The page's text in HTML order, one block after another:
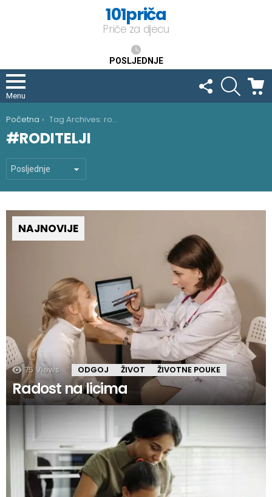
101priča
Priče za djecu
POSLJEDNJE
Menu
FOLLOW
US
SEARCH
You are here:
Početna Tag Archives: roditelji
RODITELJI
NAJNOVIJE
75 Views ODGOJ ŽIVOT ŽIVOTNE POUKE
Radost na licima